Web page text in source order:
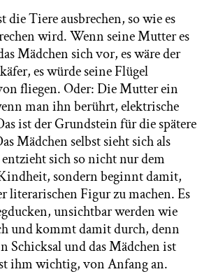
die Tiere ausbrechen, so wie es
wird. Wenn seine Mutter es
Mädchen sich vor, es wäre der
es würde seine Flügel
fliegen. Oder: Die Mutter ein
man ihn berührt, elektrische
ist der Grundstein für die spätere
Mädchen selbst sieht sich als
entzieht sich so nicht nur dem
sondern beginnt damit,
literarischen Figur zu machen. Es
unsichtbar werden wie
und kommt damit durch, denn
Schicksal und das Mädchen ist
ihm wichtig, von Anfang an.